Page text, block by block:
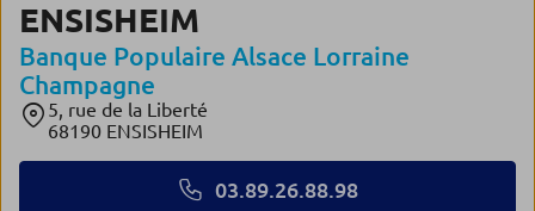
ENSISHEIM
Banque Populaire Alsace Lorraine
Champagne
5, rue de la Liberté
68190 ENSISHEIM
03.89.26.88.98